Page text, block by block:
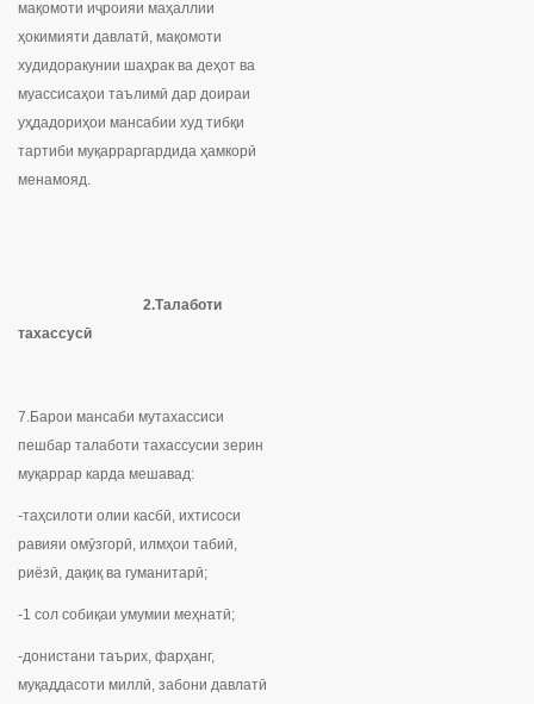
мақомоти иҷроияи маҳаллии
ҳокимияти давлатӣ, мақомоти
худидоракунии шаҳрак ва деҳот ва
муассисаҳои таълимӣ дар доираи
уҳдадориҳои мансабии худ тибқи
тартиби муқарраргардида ҳамкорӣ
менамояд.
2.Талаботи
тахассусӣ
7.Барои мансаби мутахассиси
пешбар талаботи тахассусии зерин
муқаррар карда мешавад:
-таҳсилоти олии касбӣ, ихтисоси
равияи омӯзгорӣ, илмҳои табиӣ,
риёзӣ, дақиқ ва гуманитарӣ;
-1 сол собиқаи умумии меҳнатӣ;
-донистани таърих, фарҳанг,
муқаддасоти миллӣ, забони давлатӣ